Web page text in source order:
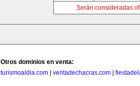
Serán consideradas
Otros dominios en venta:
turismoaldia.com
ventadechacras.com